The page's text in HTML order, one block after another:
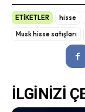
ETİKETLER hisse
Musk hisse satışları